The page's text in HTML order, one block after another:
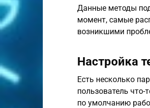
Данные методы
момент, самые
возникшими
Настройка
Есть несколько
пользователь
по умолчанию